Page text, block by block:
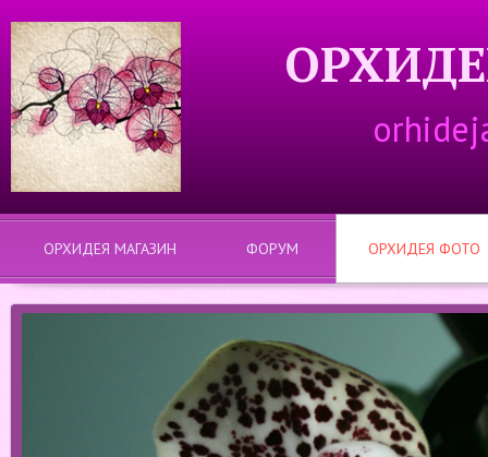
ОРХИДЕЯ МАГАЗИН ФОРУМ ОРХИДЕЯ ФОТО